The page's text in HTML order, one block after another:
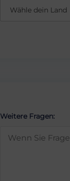
Weitere Fragen: